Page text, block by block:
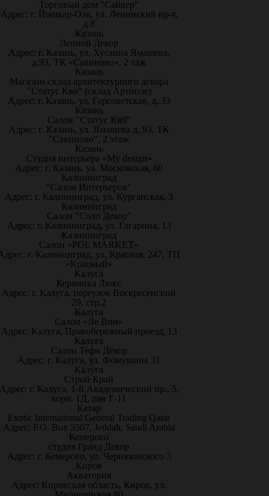
Торговый дом "Сайвер"
Адрес: г. Йошкар-Ола, ул. Ленинский пр-т,
д.8
Казань
Лепной Декор
Адрес: г. Казань, ул. Хусаина Ямашева,
д.93, ТК «Савиново», 2 таж
Казань
Магазин-склад архитектурного декора
"Статус Кво" (склад Артполе)
Адрес: г. Казань, ул. Горсоветская, д. 33
Казань
Салон "Статус Кв0"
Адрес: г. Казань, ул. Ямашева д. 93, ТК
"Савиново", 2 этаж
Казань
Студия интерьера «My design»
Адрес: г. Казань, ул. Московская, 60
Калининград
"Салон Интерьеров"
Адрес: г. Калининград, ул. Курганская, 3
Калининград
Салон "Соло Декор"
Адрес: г. Калининград, ул. Гагарина, 13
Калининград
Салон «POL MARKET»
г. Калининград, ул. Красная, 247, ТЦ
«Красный»
Калуга
Керамика Люкс
Адрес: г. Калуга, переулок Воскресенский
29, стр.2
Калуга
Салон «Ле Вин»
Адрес: Калуга, Правобережный проезд, 13
Калуга
Салон Тефи Декор
Адрес: г. Калуга, ул. Фомушина 31
Калуга
Строй Край
г. Калуга, 1-й Академический пр., 5,
корп. 1Д, пав Г-11
Катар
Exotic International General Trading Qatar
Адрес: P.O. Box 3507, Jeddah, Saudi Arabia
Кемерово
студия Гранд Декор
Адрес: г. Кемерово, ул. Черняховского 3
Киров
Акватория
Адрес: Кировская область, Киров, ул.